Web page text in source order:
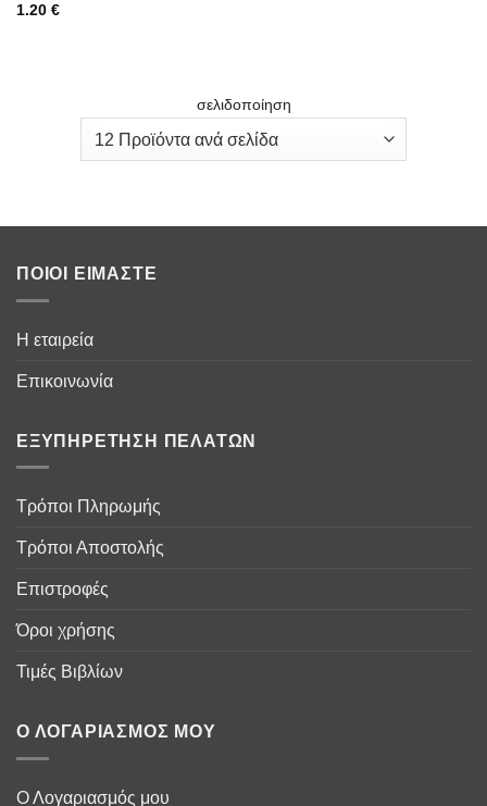
1.20 €
σελιδοποίηση
ΠΟΙΟΙ ΕΊΜΑΣΤΕ
Η εταιρεία
Επικοινωνία
ΕΞΥΠΗΡΈΤΗΣΗ ΠΕΛΑΤΏΝ
Τρόποι Πληρωμής
Τρόποι Αποστολής
Επιστροφές
Όροι χρήσης
Τιμές Βιβλίων
Ο ΛΟΓΑΡΙΑΣΜΌΣ ΜΟΥ
Ο Λογαριασμός μου